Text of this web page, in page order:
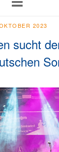
2023
sucht